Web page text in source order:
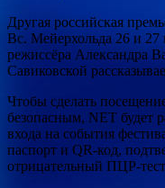
Другая российская
Вс. Мейерхольда 26 и 27
режиссёра Александра
Савиковской
Чтобы сделать
безопасным, NET будет
входа на события
паспорт и QR-код,
отрицательный ПЦР-